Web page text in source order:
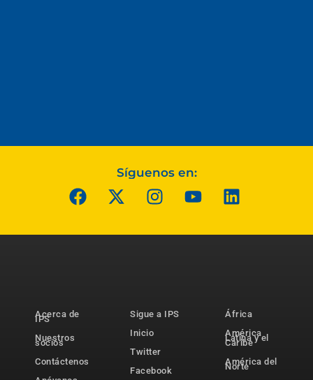
Síguenos en:
Acerca de
IPS
Nuestros
socios
Contáctenos
Sigue a IPS
Inicio
Twitter
Facebook
África
América
Latina y el
Caribe
América del
Norte